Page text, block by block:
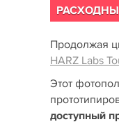
Продолжая
HARZ Labs
Этот
доступный